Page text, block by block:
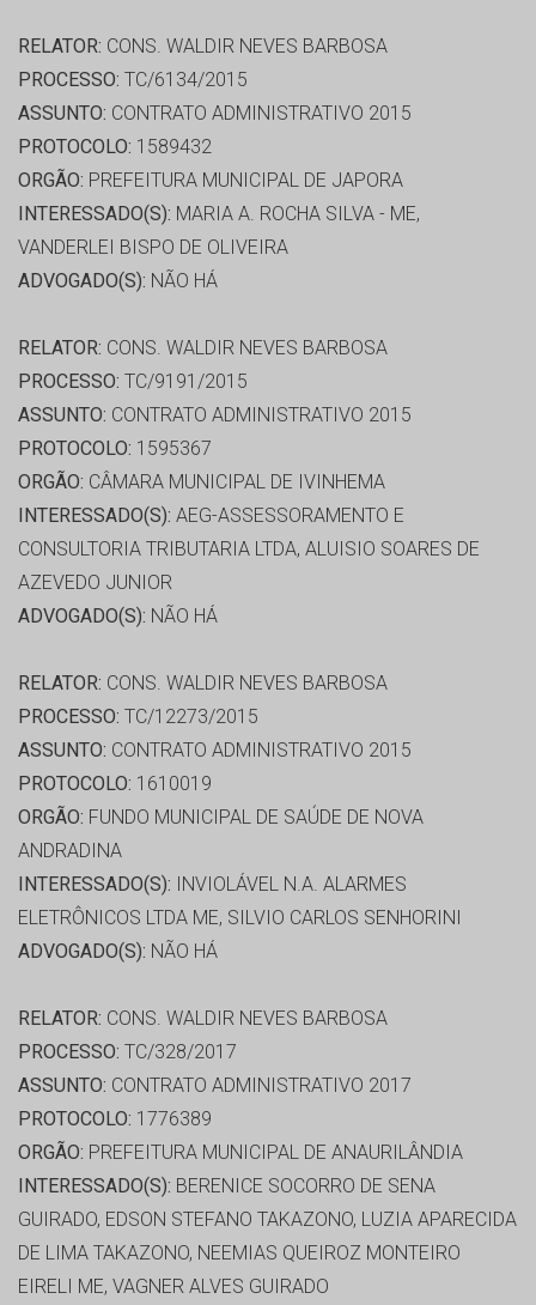
RELATOR: CONS. WALDIR NEVES BARBOSA
PROCESSO: TC/6134/2015
ASSUNTO: CONTRATO ADMINISTRATIVO 2015
PROTOCOLO: 1589432
ORGÃO: PREFEITURA MUNICIPAL DE JAPORA
INTERESSADO(S): MARIA A. ROCHA SILVA - ME,
VANDERLEI BISPO DE OLIVEIRA
ADVOGADO(S): NÃO HÁ
RELATOR: CONS. WALDIR NEVES BARBOSA
PROCESSO: TC/9191/2015
ASSUNTO: CONTRATO ADMINISTRATIVO 2015
PROTOCOLO: 1595367
ORGÃO: CÂMARA MUNICIPAL DE IVINHEMA
INTERESSADO(S): AEG-ASSESSORAMENTO E
CONSULTORIA TRIBUTARIA LTDA, ALUISIO SOARES DE
AZEVEDO JUNIOR
ADVOGADO(S): NÃO HÁ
RELATOR: CONS. WALDIR NEVES BARBOSA
PROCESSO: TC/12273/2015
ASSUNTO: CONTRATO ADMINISTRATIVO 2015
PROTOCOLO: 1610019
ORGÃO: FUNDO MUNICIPAL DE SAÚDE DE NOVA
ANDRADINA
INTERESSADO(S): INVIOLÁVEL N.A. ALARMES
ELETRÔNICOS LTDA ME, SILVIO CARLOS SENHORINI
ADVOGADO(S): NÃO HÁ
RELATOR: CONS. WALDIR NEVES BARBOSA
PROCESSO: TC/328/2017
ASSUNTO: CONTRATO ADMINISTRATIVO 2017
PROTOCOLO: 1776389
ORGÃO: PREFEITURA MUNICIPAL DE ANAURILÂNDIA
INTERESSADO(S): BERENICE SOCORRO DE SENA
GUIRADO, EDSON STEFANO TAKAZONO, LUZIA APARECIDA
DE LIMA TAKAZONO, NEEMIAS QUEIROZ MONTEIRO
EIRELI ME, VAGNER ALVES GUIRADO